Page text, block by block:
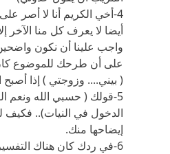
4-أخي الكريم أنا لا أصر
أيضا لا يعرف كل منا الآخر
واجب علينا أن نكون
على أن طرحك للموضوع
( بيني.... وزوجتي ) إذا
5-قولك ( حسبي الله ونعم
الدخول في النيات).. فكيف
إيضاحها منك.
6-في ردك كان هناك